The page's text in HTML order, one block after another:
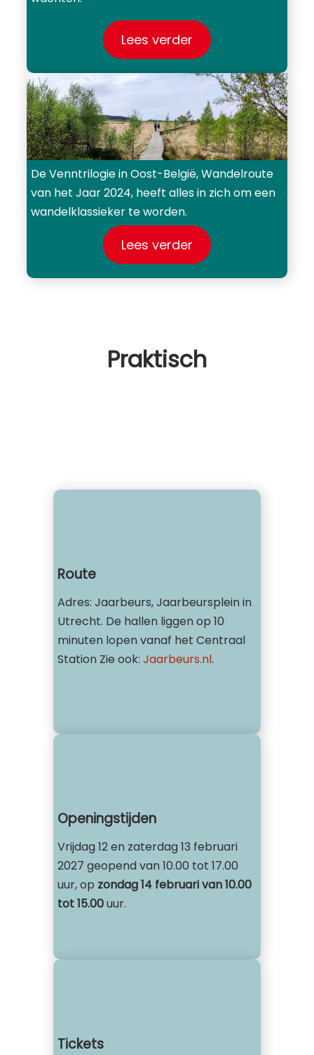
Lees verder
De Venntrilogie in Oost-België, Wandelroute
van het Jaar 2024, heeft alles in zich om een
wandelklassieker te worden.
Lees verder
Praktisch
Route
Adres: Jaarbeurs, Jaarbeursplein in
Utrecht. De hallen liggen op 10
minuten lopen vanaf het Centraal
Station Zie ook: Jaarbeurs.nl.
Openingstijden
Vrijdag 12 en zaterdag 13 februari
2027 geopend van 10.00 tot 17.00
uur, op zondag 14 februari van 10.00
tot 15.00uur.
Tickets